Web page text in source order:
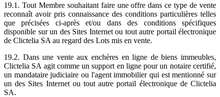
19.1. Tout Membre souhaitant faire une offre dans ce type de vente
reconnaît avoir pris connaissance des conditions particulières telles
que précisées ci-après et/ou dans des conditions spécifiques
disponible sur un des Sites Internet ou tout autre portail électronique
de Clictelia SA au regard des Lots mis en vente.
19.2. Dans une vente aux enchères en ligne de biens immeubles,
Clictelia SA agit comme un support en ligne pour un notaire certifié,
un mandataire judiciaire ou l'agent immobilier qui est mentionné sur
un des Sites Internet ou tout autre portail électronique de Clictelia
SA.